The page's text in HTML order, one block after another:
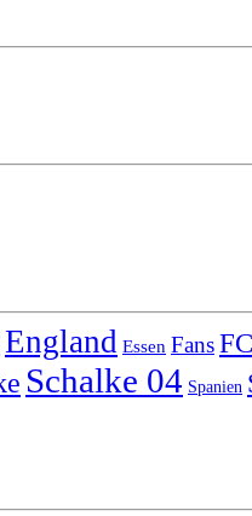
England Essen Fans
Schalke 04 Spanien